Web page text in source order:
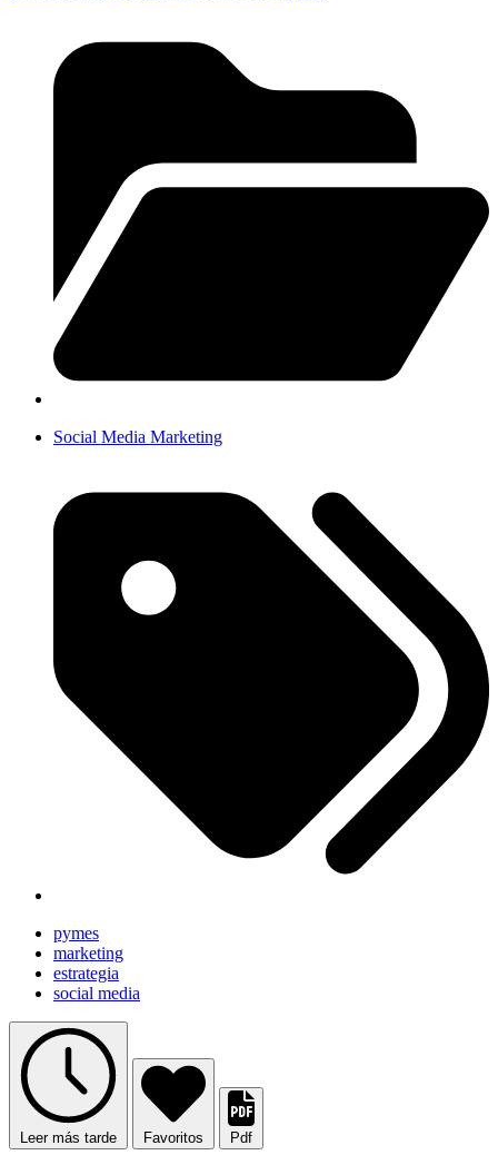
Social Media Marketing
pymes
marketing
estrategia
social media
Leer más tarde Favoritos Pdf